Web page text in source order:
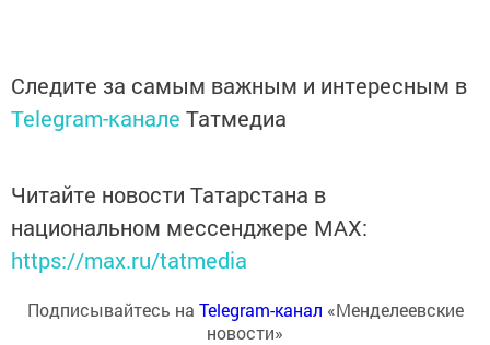
Следите за самым важным и интересным в
Telegram-канале Татмедиа
Читайте новости Татарстана в
национальном мессенджере MАХ:
https://max.ru/tatmedia
Подписывайтесь на Telegram-канал «Менделеевские
новости»